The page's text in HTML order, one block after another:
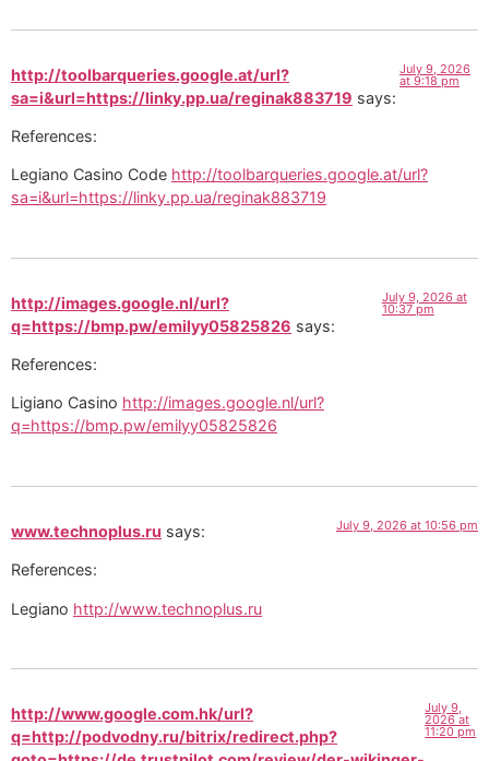
http://toolbarqueries.google.at/url?
sa=i&url=https://linky.pp.ua/reginak883719 says:
July 9, 2026
at 9:18 pm
References:
Legiano Casino Code http://toolbarqueries.google.at/url?
sa=i&url=https://linky.pp.ua/reginak883719
http://images.google.nl/url?
q=https://bmp.pw/emilyy05825826 says:
July 9, 2026 at
10:37 pm
References:
Ligiano Casino http://images.google.nl/url?
q=https://bmp.pw/emilyy05825826
www.technoplus.ru says: July 9, 2026 at 10:56 pm
References:
Legiano http://www.technoplus.ru
http://www.google.com.hk/url?
q=http://podvodny.ru/bitrix/redirect.php?
July 9,
2026 at
11:20 pm